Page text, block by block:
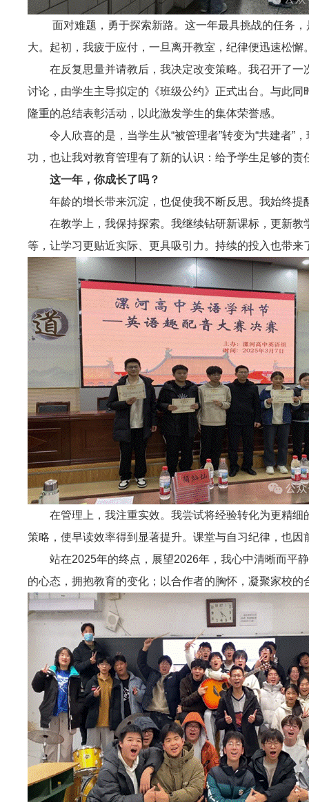
面对难题，勇于探索新路。这一年最具挑战的任务，
大。起初，我疲于应付，一旦离开教室，纪律便迅速松懈
在反复思量并请教后，我决定改变策略。我召开了
讨论，由学生主导拟定的《班级公约》正式出台。与此
隆重的总结表彰活动，以此激发学生的集体荣誉感。
令人欣喜的是，当学生从“被管理者”转变为“共建者
功，也让我对教育管理有了新的认识：给予学生足够的
这一年，你成长了吗？
年龄的增长带来沉淀，也促使我不断反思。我始终
在教学上，我保持探索。我继续钻研新课标，更新
等，让学习更贴近实际、更具吸引力。持续的投入也带
在管理上，我注重实效。我尝试将经验转化为更精
策略，使早读效率得到显著提升。课堂与自习纪律，也
站在2025年的终点，展望2026年，我心中清晰而平
的心态，拥抱教育的变化；以合作者的胸怀，凝聚家校的